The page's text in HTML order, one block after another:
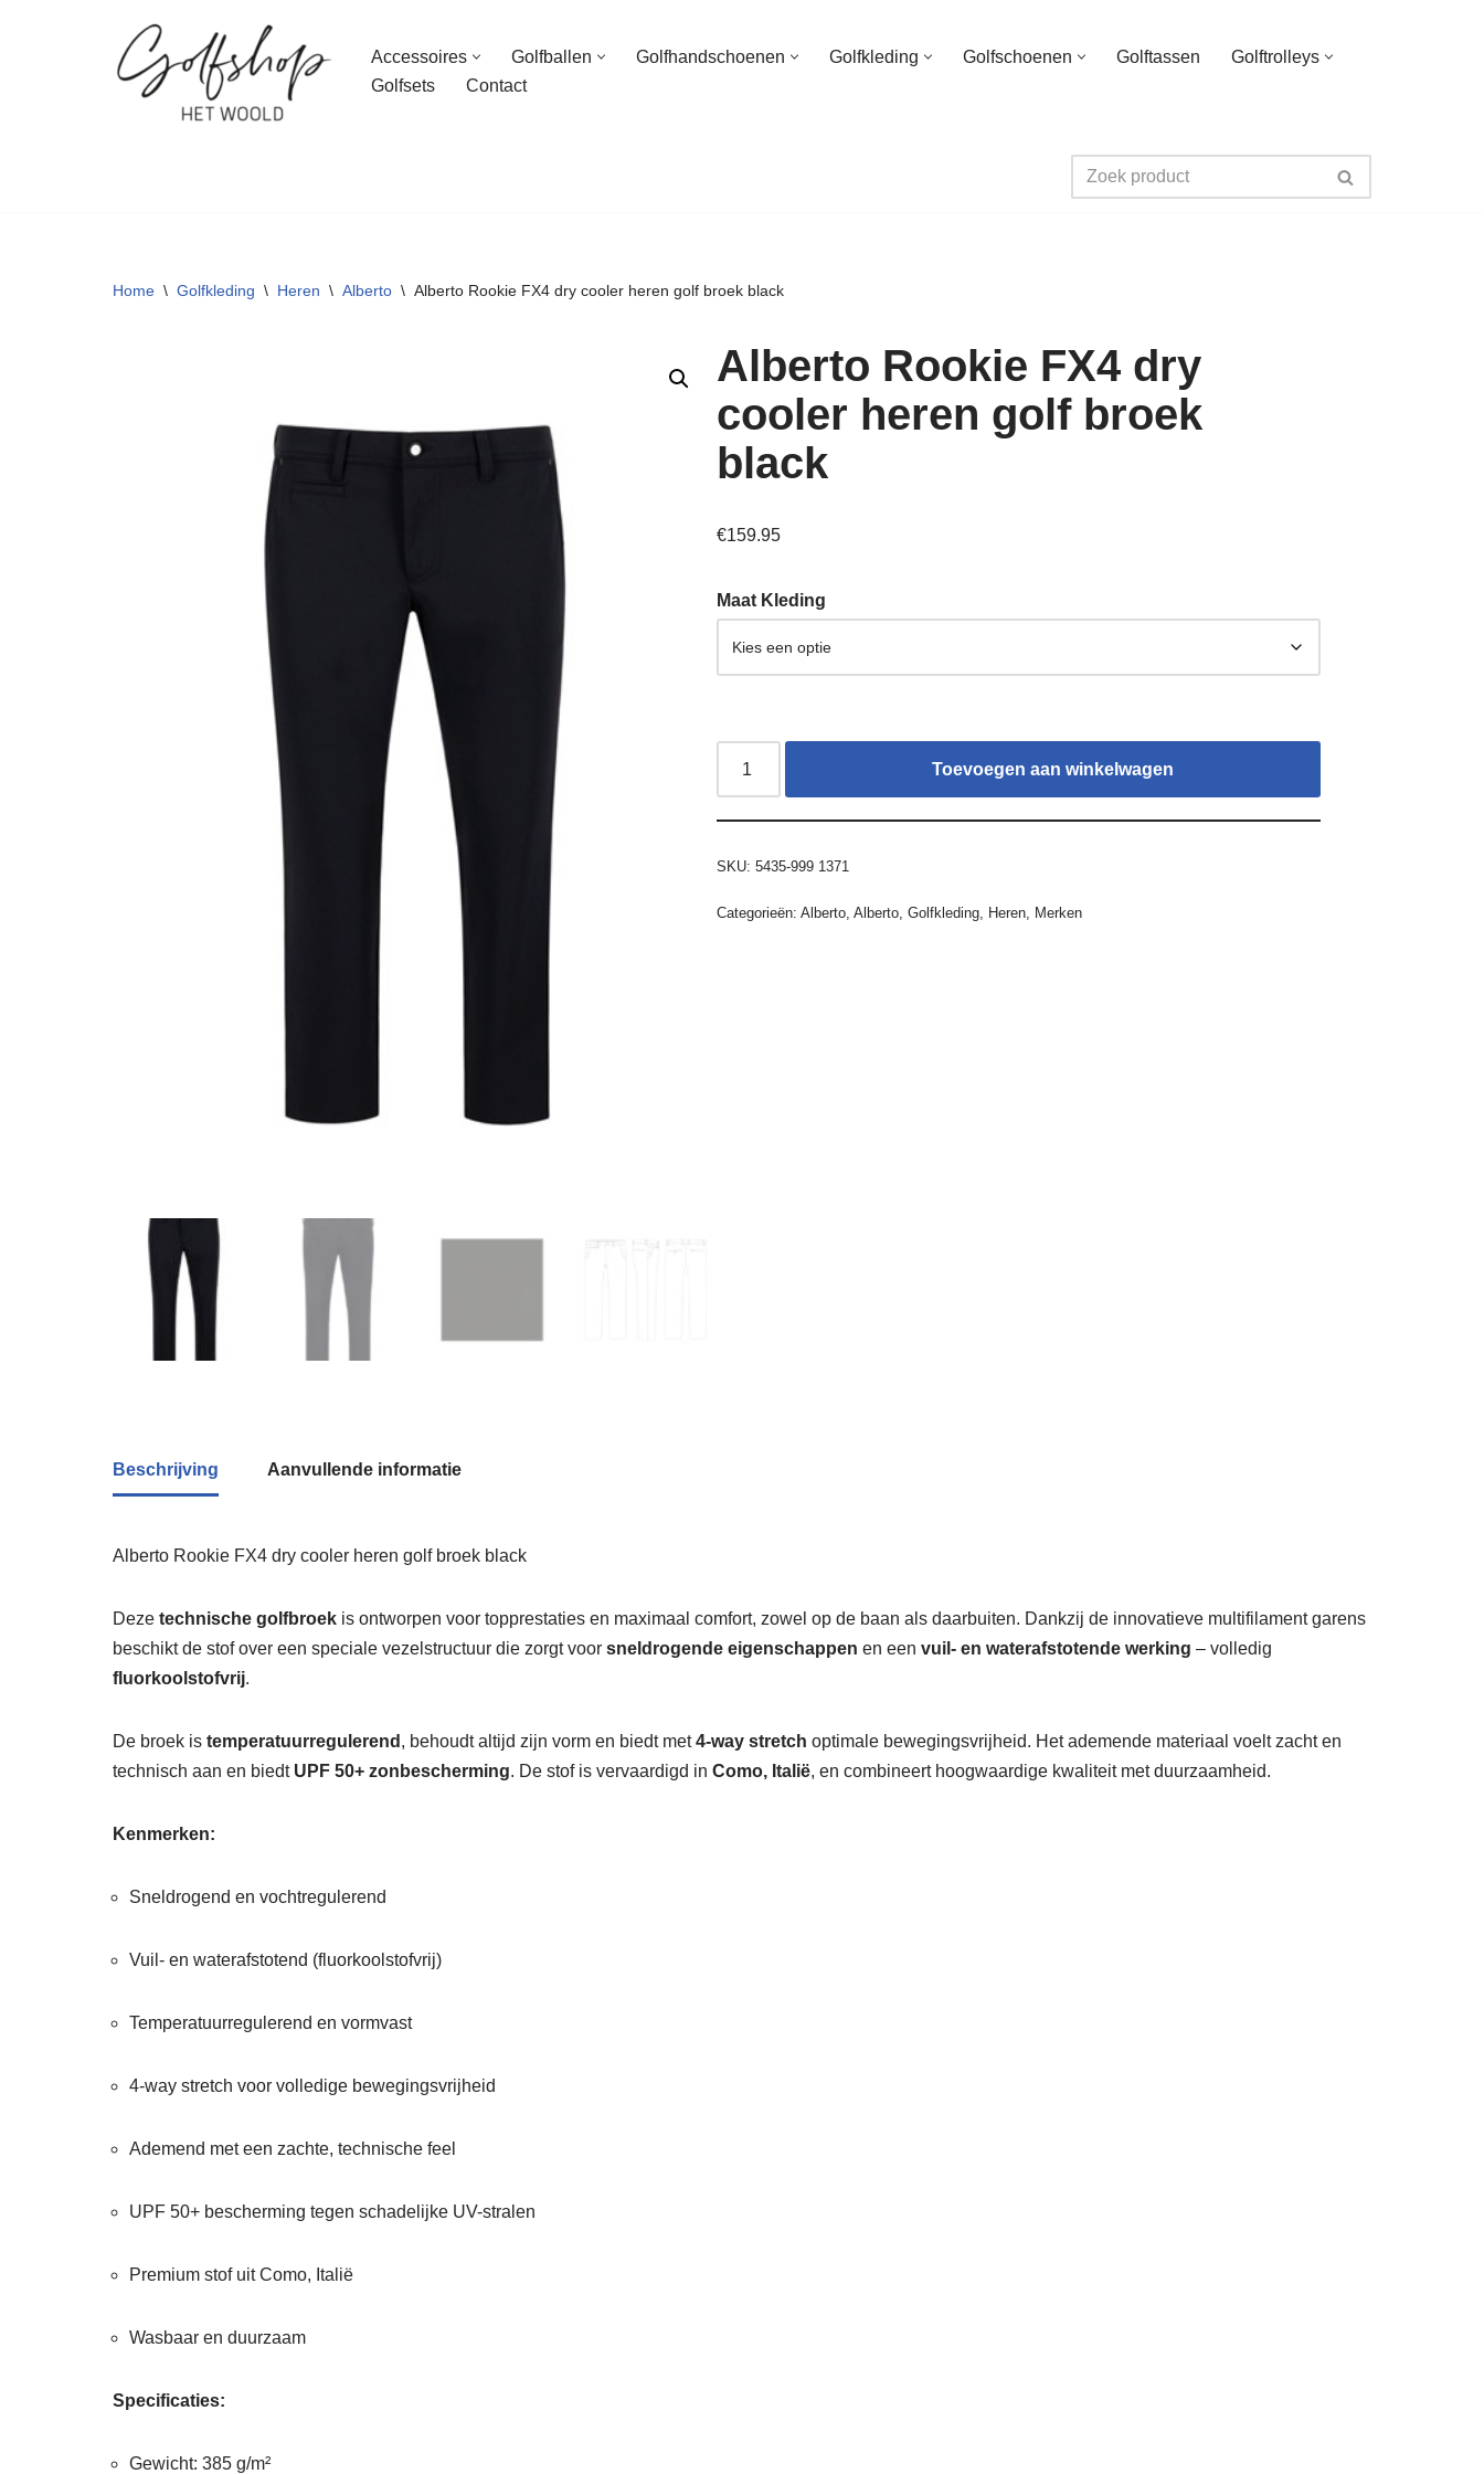
Accessoires Golfballen Golfhandschoenen Golfkleding Golfschoenen Golftassen
Golftrolleys
Golfsets
Contact
Home \ Golfkleding \ Heren \ Alberto \ Alberto Rookie FX4 dry cooler heren golf broek black
Alberto Rookie FX4 dry
cooler heren golf broek
black
€159.95
Maat Kleding
Toevoegen aan winkelwagen
SKU:5435-999 1371
Categorieën:Alberto,Alberto,Golfkleding, Heren, Merken
Beschrijving Aanvullende informatie
Alberto Rookie FX4 dry cooler heren golf broek black
Deze technische golfbroek is ontworpen voor topprestaties en maximaal comfort, zowel op de baan als daarbuiten. Dankzij de innovatieve multifilament garens
beschikt de stof over een speciale vezelstructuur die zorgt voor sneldrogende eigenschappen en een vuil- en waterafstotende werking – volledig
fluorkoolstofvrij.
De broek is temperatuurregulerend , behoudt altijd zijn vorm en biedt met4-way stretch optimale bewegingsvrijheid. Het ademende materiaal voelt zacht en
technisch aan en biedt UPF 50+ zonbescherming. De stof is vervaardigd in Como, Italië, en combineert hoogwaardige kwaliteit met duurzaamheid.
Kenmerken:
Sneldrogend en vochtregulerend
Vuil- en waterafstotend (fluorkoolstofvrij)
Temperatuurregulerend en vormvast
4-way stretch voor volledige bewegingsvrijheid
Ademend met een zachte, technische feel
UPF 50+ bescherming tegen schadelijke UV-stralen
Premium stof uit Como, Italië
Wasbaar en duurzaam
Specificaties:
Gewicht: 385 g/m²